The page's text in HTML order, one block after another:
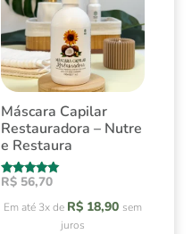
Máscara Capilar
Restauradora – Nutre
e Restaura
Avaliação
de 5
R$ 56,70
Em até 3x de R$ 18,90 sem
juros